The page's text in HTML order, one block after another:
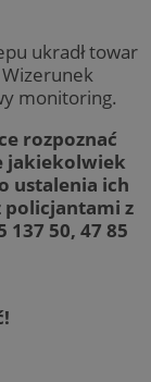
ukradł towar
Wizerunek
monitoring.
rozpoznać
jakiekolwiek
ustalenia ich
policjantami z
50, 47 85